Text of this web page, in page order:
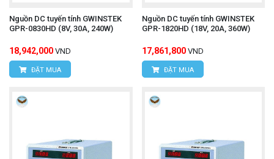
Nguồn DC tuyến tính GWINSTEK
GPR-0830HD (8V, 30A, 240W)
18,942,000 VND
ĐẶT MUA
Nguồn DC tuyến tính GWINSTEK
GPR-1820HD (18V, 20A, 360W)
17,861,800 VND
ĐẶT MUA